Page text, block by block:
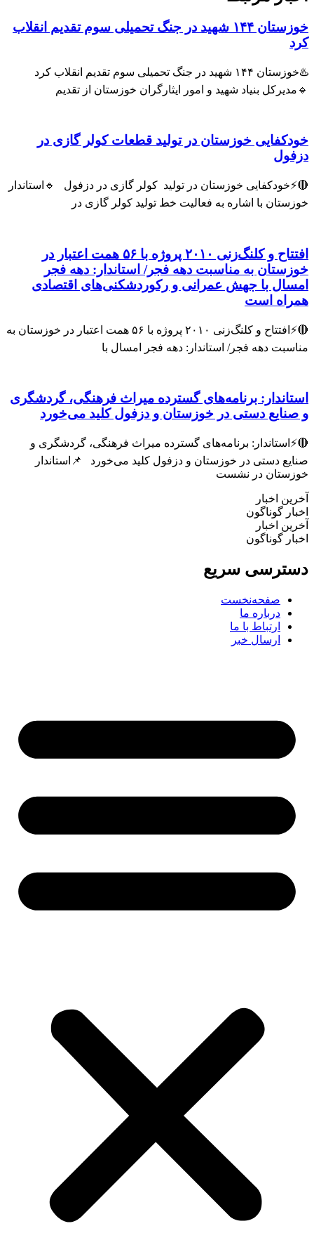
خوزستان ۱۴۴ شهید در جنگ تحمیلی سوم تقدیم انقلاب
♨️خوزستان ۱۴۴ شهید در جنگ تحمیلی سوم تقدیم انقلاب کرد
بنیاد شهید و امور ایثارگران خوزستان از تقدیم
خوزستان در تولید قطعات کولر گازی در
خوزستان در تولید کولر گازی در دزفول 🔹استاندار
با اشاره به فعالیت خط تولید کولر گازی در
افتتاح و کلنگ‌زنی ۲۰۱۰ پروژه با ۵۶ همت اعتبار در
به مناسبت دهه فجر/ استاندار: دهه فجر
با جهش عمرانی و رکوردشکنی‌های اقتصادی
است
🔴⚡افتتاح و کلنگ‌زنی ۲۰۱۰ پروژه با ۵۶ همت اعتبار در خوزستان به
دهه فجر/ استاندار: دهه فجر امسال با
برنامه‌های گسترده میراث فرهنگی، گردشگری
دستی در خوزستان و دزفول کلید می‌خورد
برنامه‌های گسترده میراث فرهنگی، گردشگری و
دستی در خوزستان و دزفول کلید می‌خورد 📌استاندار
در نشست
اخبار
گوناگون
اخبار
گوناگون
سریع
صفحه‌نخست
درباره ما
ارتباط با ما
ارسال خبر